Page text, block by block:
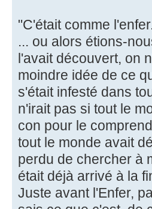
"C'était comme
... ou alors étions-
l'avait découvert, on
moindre idée de ce
s'était infesté dans
n'irait pas si tout le
con pour le
tout le monde avait
perdu de chercher à
était déjà arrivé à la
Juste avant l'Enfer,